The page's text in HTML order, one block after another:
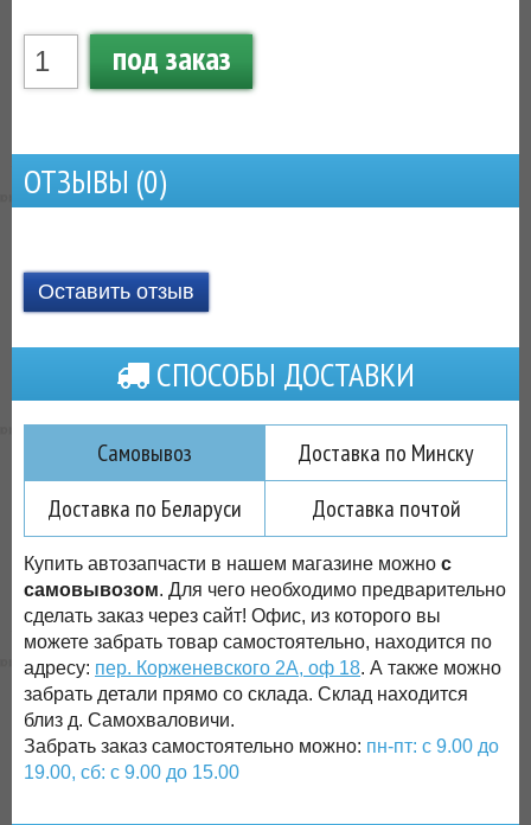
под заказ
ОТЗЫВЫ (0)
Оставить отзыв
СПОСОБЫ ДОСТАВКИ
Самовывоз
Доставка по Минску
Доставка по Беларуси
Доставка почтой
Купить автозапчасти в нашем магазине можно с
самовывозом. Для чего необходимо предварительно
сделать заказ через сайт! Офис, из которого вы
можете забрать товар самостоятельно, находится по
адресу: пер. Корженевского 2А, оф 18. А также можно
забрать детали прямо со склада. Склад находится
близ д. Самохваловичи.
Забрать заказ самостоятельно можно: пн-пт: с 9.00 до
19.00, сб: с 9.00 до 15.00